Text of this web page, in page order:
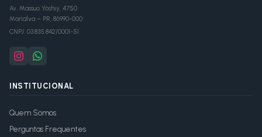
Av. Massuo Yoshiy, 4750
Marialva – PR, 86990-000
CNPJ: 03.835.842/0001-51
INSTITUCIONAL
Quem Somos
Perguntas Frequentes